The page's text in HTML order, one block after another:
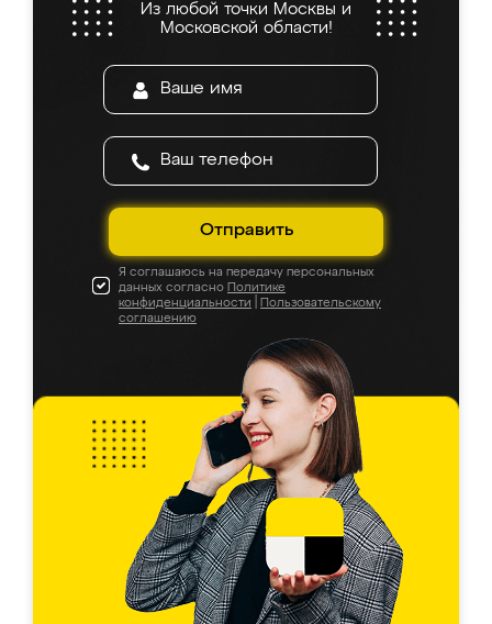
Из любой точки Москвы и
Московской области!
Отправить
Я соглашаюсь на передачу персональных
данных согласно Политике
конфиденциальности
Пользовательскому
соглашению